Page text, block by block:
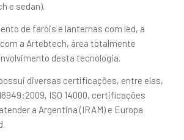
e sedan).
de faróis e lanternas com led, a
a Artebtech, área totalmente
desta tecnologia.
diversas certificações, entre elas,
ISO 14000, certificações
a Argentina (IRAM) e Europa